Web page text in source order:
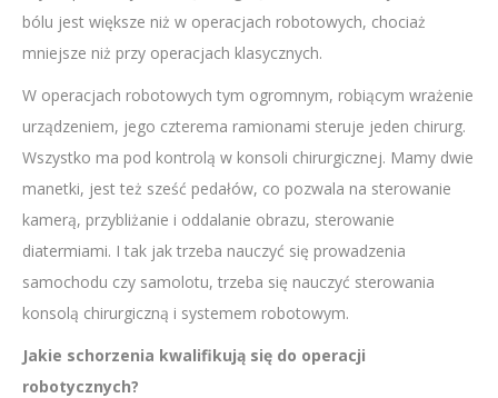
bólu jest większe niż w operacjach robotowych, chociaż
mniejsze niż przy operacjach klasycznych.
W operacjach robotowych tym ogromnym, robiącym wrażenie
urządzeniem, jego czterema ramionami steruje jeden chirurg.
Wszystko ma pod kontrolą w konsoli chirurgicznej. Mamy dwie
manetki, jest też sześć pedałów, co pozwala na sterowanie
kamerą, przybliżanie i oddalanie obrazu, sterowanie
diatermiami. I tak jak trzeba nauczyć się prowadzenia
samochodu czy samolotu, trzeba się nauczyć sterowania
konsolą chirurgiczną i systemem robotowym.
Jakie schorzenia kwalifikują się do operacji
robotycznych?